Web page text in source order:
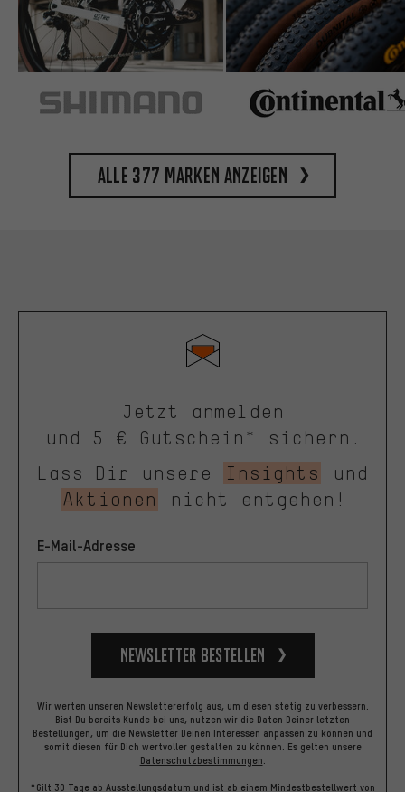
Alle 377 Marken anzeigen
Jetzt anmelden
und 5 € Gutschein* sichern.
Lass Dir unsere
Insights
und
Aktionen
nicht entgehen!
E-Mail-Adresse
Newsletter bestellen
Wir werten unseren Newslettererfolg aus, um diesen stetig zu verbessern.
Bist Du bereits Kunde bei uns, nutzen wir die Daten Deiner letzten
Bestellungen, um die Newsletter Deinen Interessen anpassen zu können und
somit diesen für Dich wertvoller gestalten zu können. Es gelten unsere
Datenschutzbestimmungen.
*Gilt 30 Tage ab Ausstellungsdatum und ist ab einem Mindestbestellwert von